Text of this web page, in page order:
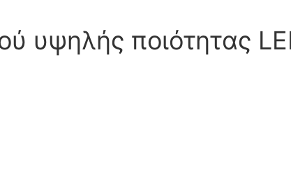
υψηλής ποιότητας